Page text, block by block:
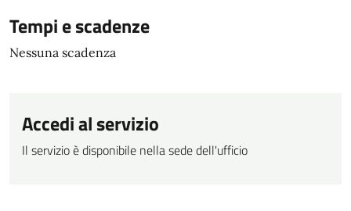
Tempi e scadenze
Nessuna scadenza
Accedi al servizio
Il servizio è disponibile nella sede dell'ufficio